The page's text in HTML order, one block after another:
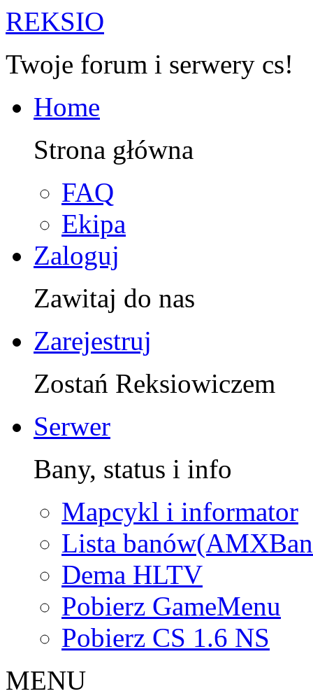
REKSIO
Twoje forum i serwery cs!
Home
Strona główna
FAQ
Ekipa
Zaloguj
Zawitaj do nas
Zarejestruj
Zostań Reksiowiczem
Serwer
Bany, status i info
Mapcykl i informator
Lista
Dema HLTV
Pobierz GameMenu
Pobierz CS 1.6 NS
MENU